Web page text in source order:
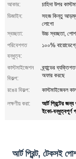
আকার:
চাহিদা উপর
ডিজাইন:
সহজ কিন্তু
লোগো
স্বচ্ছতা:
উচ্চ স্বচ্ছতা,
পরিবেশগত
বন্ধুত্ব:
১০০%
কাস্টমাইজেশন
বিকল্প:
ব্র্যান্ডের
অফার করছে
রঙের বিকল্প:
কাস্টমাইজেবল
লক্ষণীয় করা:
আর্ট প্রিন্টের জন্য
ইকো-বন্ধুত্বপূর্ণ
আর্ট প্রিন্ট, টেকসই